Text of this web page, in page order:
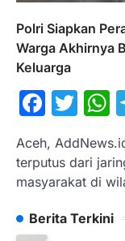
Polri Siapkan
Warga Akhirnya
Keluarga
Aceh,
terputus dari
masyarakat di
Berita Terkini